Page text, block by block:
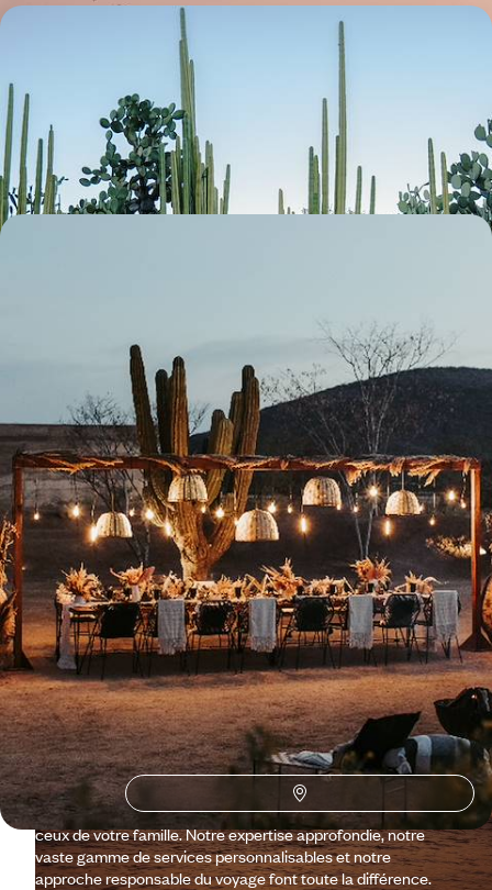
La grande épopée mexicaine - De la douceur
caribéenne aux rouleaux du Pacifique
Traverser le pays d’un bout à l’autre pour en percevoir les multiples
visages : solaire, paisible, électrique, bohème, arty, historique, nature
19 jours, de 6800 à 8500 €
13 jours, de 5800 à 7000 €
Toutes nos suggestions de voyages au Mexique (13)
Pourquoi partir avec
Voyageursau Mexique?
Des pyramides de Teotihuacan aux plages de la Riviera
Maya, des villes coloniales colorées aux étendues
désertiques de la Basse-Californie, nos conseillers
spécialistes et concierges francophones vous dévoilent le
Mexique sous toutes ses coutures. Leur mission : s’inspirer
de vos envies et répondre à vos désirs et, le cas échéant, à
ceux de votre famille. Notre expertise approfondie, notre
vaste gamme de services personnalisables et notre
approche responsable du voyage font toute la différence.